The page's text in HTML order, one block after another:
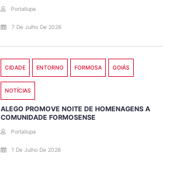
Portallupa
7 De Julho De 2026
CIDADE ENTORNO FORMOSA GOIÁS
NOTÍCIAS
ALEGO PROMOVE NOITE DE HOMENAGENS A
COMUNIDADE FORMOSENSE
Portallupa
1 De Julho De 2026